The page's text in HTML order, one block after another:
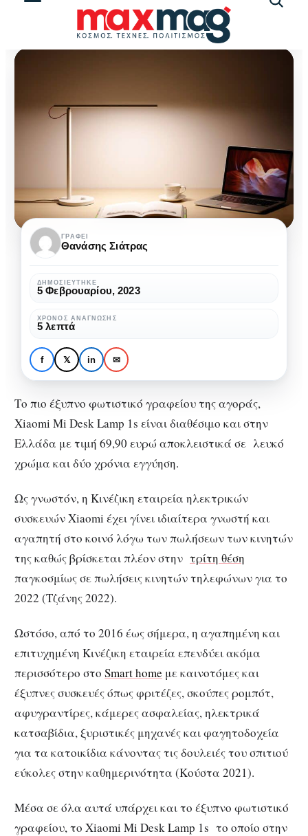
SMART LIVING ΤΕΧΝΟΛΟΓΊΑ
Xiaomi Mi Desk Lamp
1s: Tο έξυπνο
φωτιστικό γραφείου
Xiaomi
Desk
Lamp
έξυπνο
φωτιστικό
ΓΡΆΦΕΙ
Θανάσης Σιάτρας
ΔΗΜΟΣΙΕΎΤΗΚΕ
5 Φεβρουαρίου, 2023
ΧΡΌΝΟΣ ΑΝΆΓΝΩΣΗΣ
5 λεπτά
f 𝕏 in ✉
Tο πιο έξυπνο φωτιστικό γραφείου της αγοράς,
Xiaomi Mi Desk Lamp 1s είναι διαθέσιμο και στην
Ελλάδα με τιμή 69,90 ευρώ αποκλειστικά σε λευκό
χρώμα και δύο χρόνια εγγύηση.
Ως γνωστόν, η Κινέζικη εταιρεία ηλεκτρικών
συσκευών Xiaomi έχει γίνει ιδιαίτερα γνωστή και
αγαπητή στο κοινό λόγω των πωλήσεων των κινητών
της καθώς βρίσκεται πλέον στην τρίτη θέση
παγκοσμίως σε πωλήσεις κινητών τηλεφώνων για το
2022 (Τζάνης 2022).
Ωστόσο, από το 2016 έως σήμερα, η αγαπημένη και
επιτυχημένη Κινέζικη εταιρεία επενδύει ακόμα
περισσότερο στο Smart home με καινοτόμες και
έξυπνες συσκευές όπως φριτέζες, σκούπες ρομπότ,
αφυγραντίρες, κάμερες ασφαλείας, ηλεκτρικά
κατσαβίδια, ξυριστικές μηχανές και φαγητοδοχεία
για τα κατοικίδια κάνοντας τις δουλειές του σπιτιού
εύκολες στην καθημερινότητα (Κούστα 2021).
Μέσα σε όλα αυτά υπάρχει και το έξυπνο φωτιστικό
γραφείου, το Xiaomi Mi Desk Lamp 1s το οποίο στην